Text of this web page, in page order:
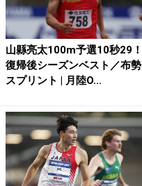
山縣亮太100m予選10秒29！
復帰後シーズンベスト／布勢
スプリント | 月陸O...